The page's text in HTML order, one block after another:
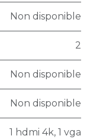
Non disponible
2
Non disponible
Non disponible
1 hdmi 4k, 1 vga